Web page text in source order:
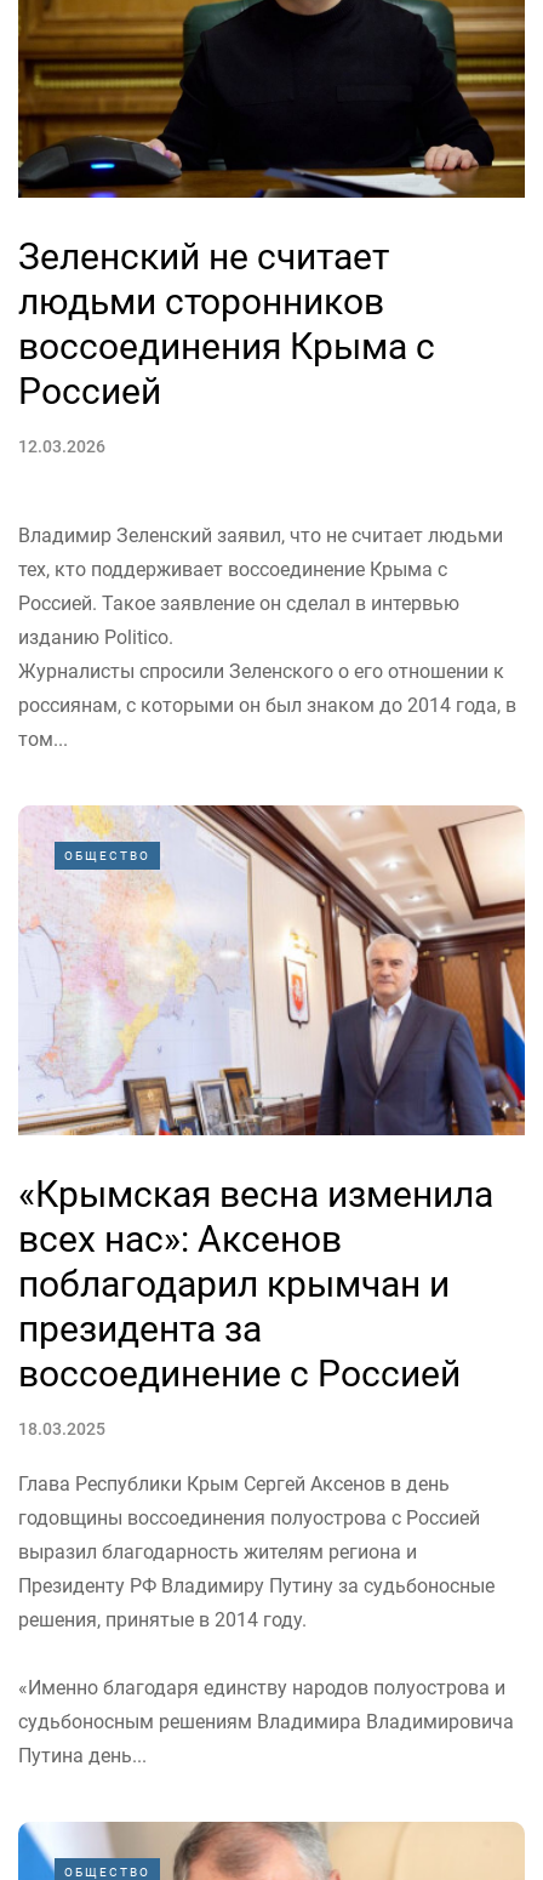
Зеленский не считает
людьми сторонников
воссоединения Крыма с
Россией
12.03.2026
Владимир Зеленский заявил, что не считает людьми
тех, кто поддерживает воссоединение Крыма с
Россией. Такое заявление он сделал в интервью
изданию Politico.
Журналисты спросили Зеленского о его отношении к
россиянам, с которыми он был знаком до 2014 года, в
том...
ОБЩЕСТВО
«Крымская весна изменила
всех нас»: Аксенов
поблагодарил крымчан и
президента за
воссоединение с Россией
18.03.2025
Глава Республики Крым Сергей Аксенов в день
годовщины воссоединения полуострова с Россией
выразил благодарность жителям региона и
Президенту РФ Владимиру Путину за судьбоносные
решения, принятые в 2014 году.
«Именно благодаря единству народов полуострова и
судьбоносным решениям Владимира Владимировича
Путина день...
ОБЩЕСТВО